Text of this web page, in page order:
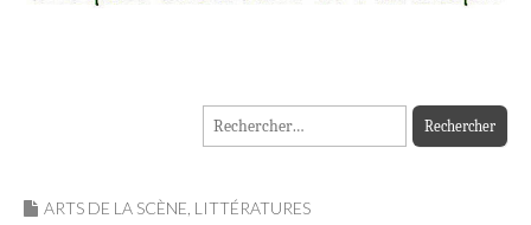
MADININ'ART
Rechercher :
ARTS DE LA SCÈNE, LITTÉRATURES